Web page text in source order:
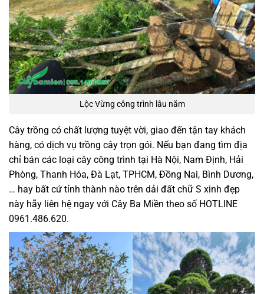
Lộc Vừng công trình lâu năm
Cây trồng có chất lượng tuyệt vời, giao đến tận tay khách
hàng, có dịch vụ trồng cây trọn gói. Nếu bạn đang tìm địa
chỉ bán các loại cây công trình tại Hà Nội, Nam Định, Hải
Phòng, Thanh Hóa, Đà Lạt, TPHCM, Đồng Nai, Bình Dương,
… hay bất cứ tỉnh thành nào trên dải đất chữ S xinh đẹp
này hãy liên hệ ngay với Cây Ba Miền theo số HOTLINE
0961.486.620.